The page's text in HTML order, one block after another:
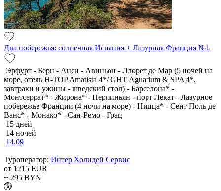
Два побережья: солнечная Испания + Лазурная Франция №1
Эрфурт - Берн - Анси - Авиньон - Ллорет де Мар (5 ночей на
море, отель H-TOP Amatista 4*/ GHT Aguarium & SPA 4*,
завтраки и ужины - шведский стол) - Барселона* -
Монтсеррат* - Жирона* - Перпиньян - порт Лекат - Лазурное
побережье Франции (4 ночи на море) - Ницца* - Сент Поль де
Ванс* - Монако* - Сан-Ремо - Грац
15 дней
14 ночей
14.09
Туроператор: Интер Холидей Сервис
от 1215 EUR
+ 295 BYN